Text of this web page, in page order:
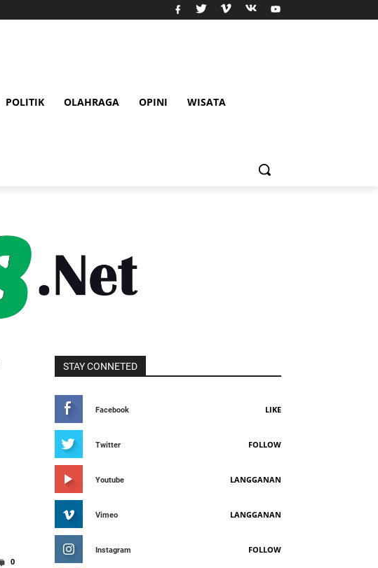
POLITIK OLAHRAGA OPINI WISATA
0
STAY CONNETED
Facebook LIKE
Twitter FOLLOW
Youtube LANGGANAN
Vimeo LANGGANAN
Instagram FOLLOW